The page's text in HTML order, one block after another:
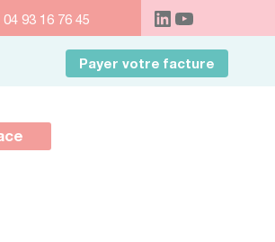
04 93 16 76 45
Payer votre facture